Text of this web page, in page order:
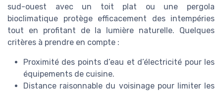
sud-ouest avec un toit plat ou une pergola
bioclimatique protège efficacement des intempéries
tout en profitant de la lumière naturelle. Quelques
critères à prendre en compte :
Proximité des points d’eau et d’électricité pour les
équipements de cuisine.
Distance raisonnable du voisinage pour limiter les